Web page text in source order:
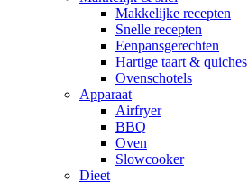
Makkelijke recepten
Snelle recepten
Eenpansgerechten
Hartige taart & quiches
Ovenschotels
Apparaat
Airfryer
BBQ
Oven
Slowcooker
Dieet